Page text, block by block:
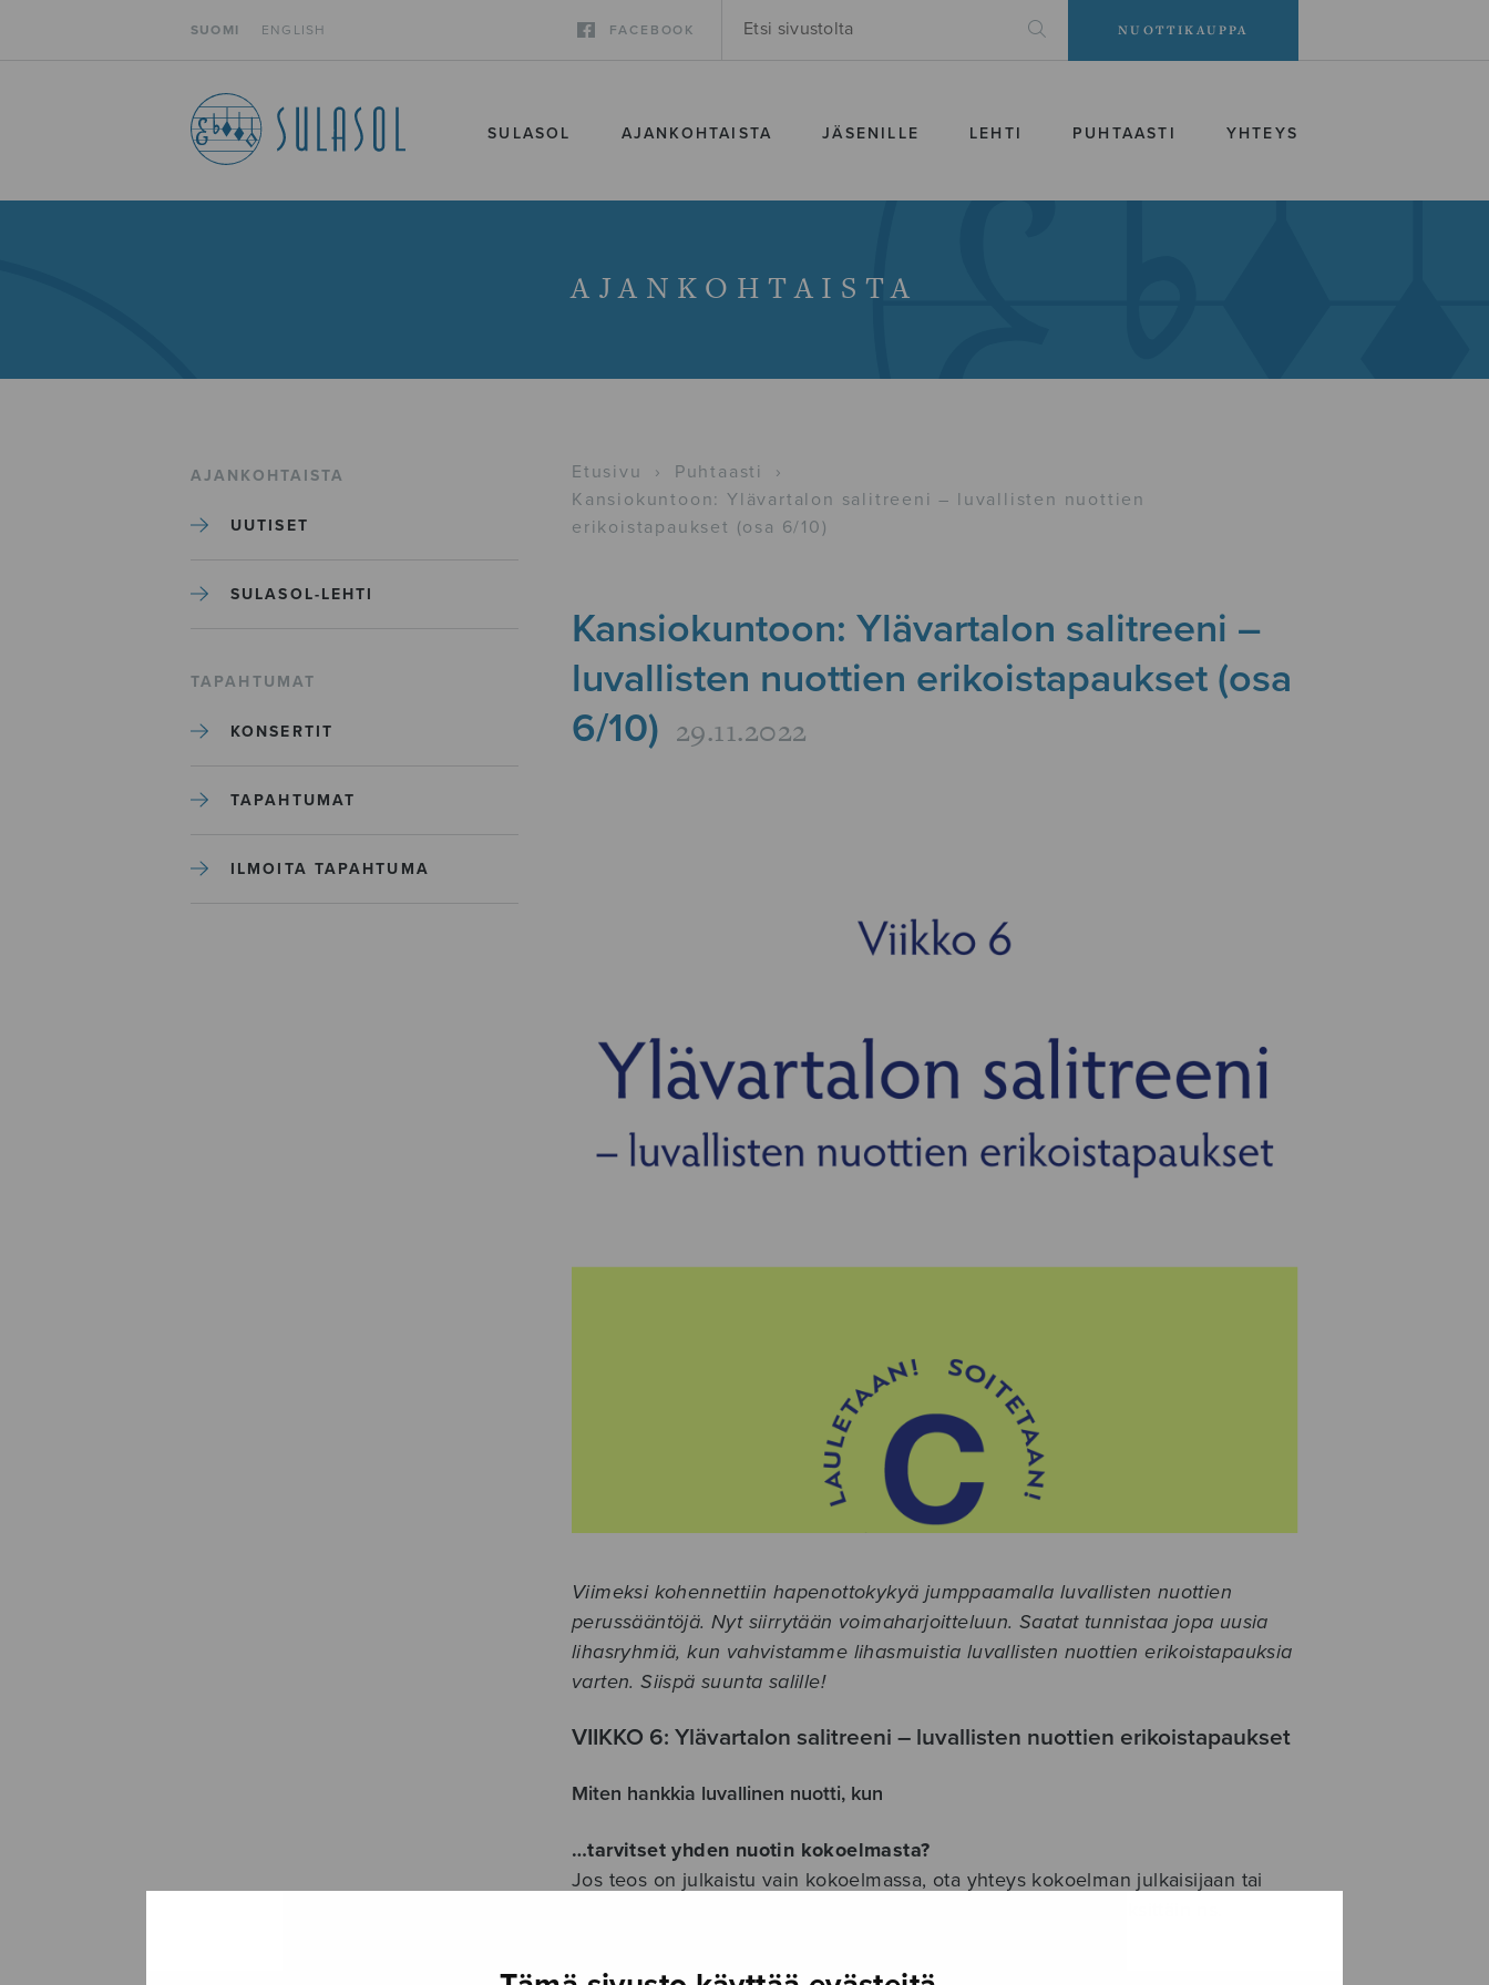
SUOMI ENGLISH FACEBOOK NUOTTIKAUPPA
SULASOL AJANKOHTAISTA JÄSENILLE LEHTI PUHTAASTI YHTEYS
AJANKOHTAISTA
AJANKOHTAISTA
UUTISET
SULASOL-LEHTI
TAPAHTUMAT
KONSERTIT
TAPAHTUMAT
ILMOITA TAPAHTUMA
Etusivu › Puhtaasti
›
Kansiokuntoon: Ylävartalon salitreeni – luvallisten nuottien
erikoistapaukset (osa 6/10)
Kansiokuntoon: Ylävartalon salitreeni –
luvallisten nuottien erikoistapaukset (osa
6/10) 29.11.2022
Viimeksi kohennettiin hapenottokykyä jumppaamalla luvallisten nuottien
perussääntöjä. Nyt siirrytään voimaharjoitteluun. Saatat tunnistaa jopa uusia
lihasryhmiä, kun vahvistamme lihasmuistia luvallisten nuottien erikoistapauksia
varten. Siispä suunta salille!
VIIKKO 6: Ylävartalon salitreeni – luvallisten nuottien erikoistapaukset
Miten hankkia luvallinen nuotti, kun
…tarvitset yhden nuotin kokoelmasta?
Jos teos on julkaistu vain kokoelmassa, ota yhteys kokoelman julkaisijaan tai